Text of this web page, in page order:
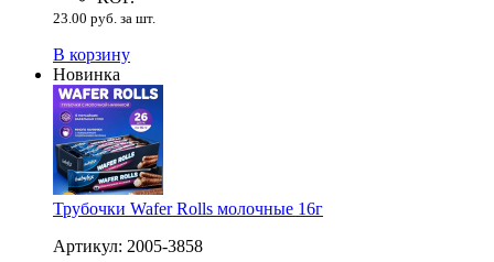
23.00 руб. за шт.
В корзину
Новинка
Трубочки Wafer Rolls молочные 16г
Артикул: 2005-3858